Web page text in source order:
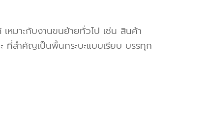
หมาะกับงานขนย้ายทั่วไป เช่น สินค้า
ที่สำคัญเป็นพื้นกระบะแบบเรียบ บรรทุก